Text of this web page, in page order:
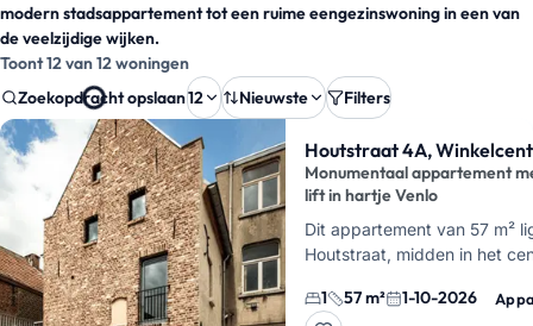
modern stadsappartement tot een ruime eengezinswoning in een van
de veelzijdige wijken.
Toont 12 van 12 woningen
Zoekopdracht opslaan12 Nieuwste Filters
Zoekresultaten Houtstraat 4A,
Monumentaal appartement
lift in hartje Venlo
Dit appartement van 57 m²
Houtstraat, midden in het
woont hier in een
1 57 m² 1-10-2026